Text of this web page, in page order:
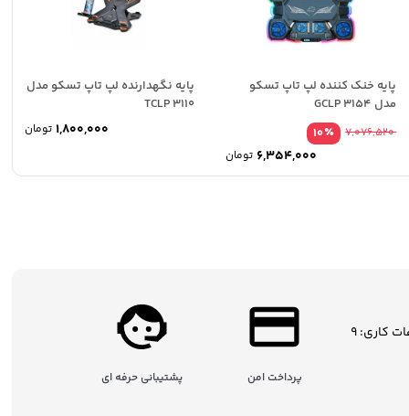
پایه خنک کننده لپ تاپ تسکو
مدل GCLP 3154
٪10
7,076,520
تومان
پایه نگهدارنده لپ تاپ تسکو مدل
TCLP 3110
تومان
ساعات کاری: 9
پرداخت امن پشتیبانی حرفه ای